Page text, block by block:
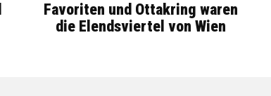
Favoriten und Ottakring waren
die Elendsviertel von Wien